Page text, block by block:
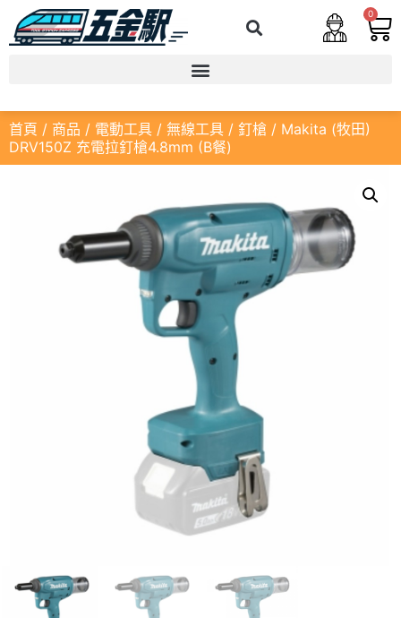
0
首頁 / 商品 / 電動工具 / 無線工具 / 釘槍 / Makita (牧田)
DRV150Z 充電拉釘槍4.8mm (B餐)